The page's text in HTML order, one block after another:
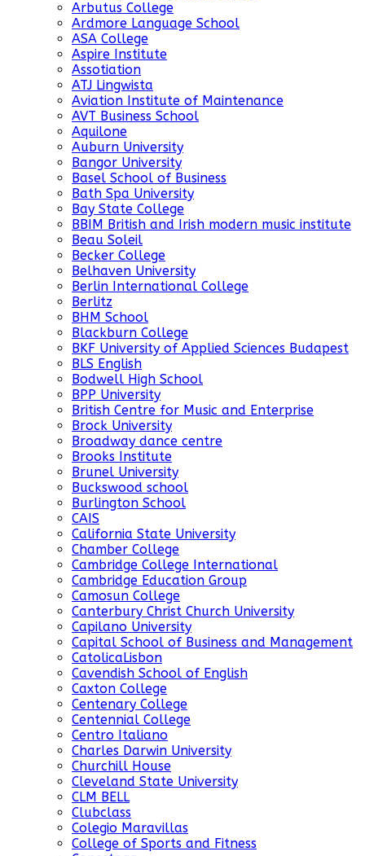
Arbutus College
Ardmore Language School
ASA College
Aspire Institute
Assotiation
ATJ Lingwista
Aviation Institute of Maintenance
AVT Business School
Aquilone
Auburn University
Bangor University
Basel School of Business
Bath Spa University
Bay State College
BBIM British and Irish modern music institute
Beau Soleil
Becker College
Belhaven University
Berlin International College
Berlitz
BHM School
Blackburn College
BKF University of Applied Sciences Budapest
BLS English
Bodwell High School
BPP University
British Centre for Music and Enterprise
Brock University
Broadway dance centre
Brooks Institute
Brunel University
Buckswood school
Burlington School
CAIS
California State University
Chamber College
Cambridge College International
Cambridge Education Group
Camosun College
Canterbury Christ Church University
Capilano University
Capital School of Business and Management
CatolicaLisbon
Cavendish School of English
Caxton College
Centenary College
Centennial College
Centro Italiano
Charles Darwin University
Churchill House
Cleveland State University
CLM BELL
Clubclass
Colegio Maravillas
College of Sports and Fitness